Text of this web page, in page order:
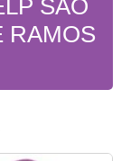
SÃO
RAMOS